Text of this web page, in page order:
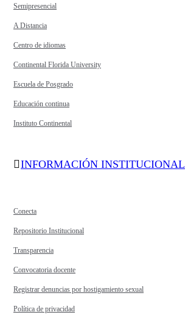
Semipresencial
A Distancia
Centro de idiomas
Continental Florida University
Escuela de Posgrado
Educación continua
Instituto Continental
INFORMACIÓN INSTITUCIONAL
Conecta
Repositorio Institucional
Transparencia
Convocatoria docente
Registrar denuncias por hostigamiento sexual
Política de privacidad